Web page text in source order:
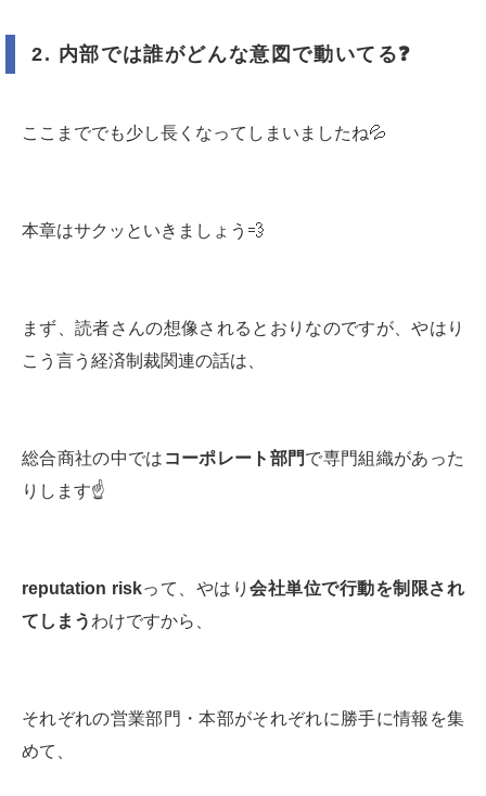
2. 内部では誰がどんな意図で動いてる❓
ここまででも少し長くなってしまいましたね💦
本章はサクッといきましょう💨
まず、読者さんの想像されるとおりなのですが、やはり
こう言う経済制裁関連の話は、
総合商社の中では コーポレート部門で専門組織があった
りします☝️
reputation riskって、やはり会社単位で行動を制限され
てしまう わけですから、
それぞれの営業部門・本部がそれぞれに勝手に情報を集
めて、